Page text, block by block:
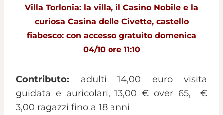
Villa Torlonia: la villa, il Casino Nobile e la
curiosa Casina delle Civette, castello
fiabesco: con accesso gratuito domenica
04/10 ore 11:10
Contributo: adulti 14,00 euro visita
guidata e auricolari, 13,00 € over 65, €
3,00 ragazzi fino a 18 anni